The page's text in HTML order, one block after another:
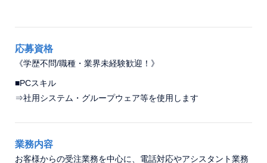
重要
ニュース
新製品
スピッツ・試験管・遠心管・チューブ
スポイト・サンプルカップ・キャップ・綿棒チューブ
ホルマリン製品
病理・細胞診用消耗品
微生物検査用器材
会社概要
採用情報
インタビュー
社員に聞いたアジア器材
応募資格
《学歴不問/職種・業界未経験歓迎！》
■PCスキル
⇒社用システム・グループウェア等を使用します
業務内容
お客様からの受注業務を中心に、電話対応やアシスタント業務